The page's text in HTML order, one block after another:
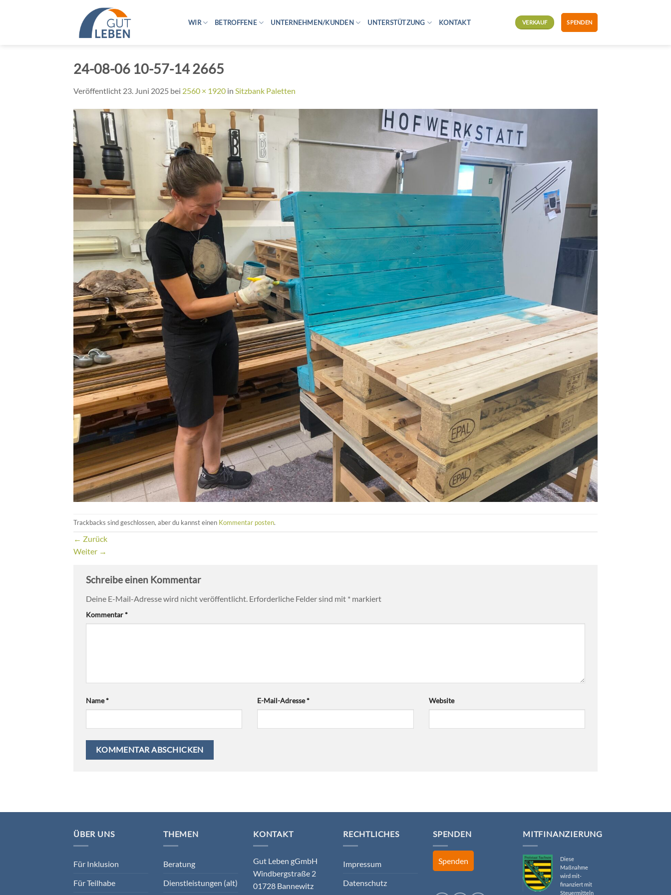
WIR BETROFFENE UNTERNEHMEN/KUNDEN UNTERSTÜTZUNG KONTAKT VERKAUF SPENDEN
24-08-06 10-57-14 2665
Veröffentlicht 23. Juni 2025 bei 2560 × 1920 in Sitzbank Paletten
Trackbacks sind geschlossen, aber du kannst einen Kommentar posten.
← Zurück
Weiter →
Schreibe einen Kommentar
Deine E-Mail-Adresse wird nicht veröffentlicht. Erforderliche Felder sind mit * markiert
Kommentar*
Name* E-Mail-Adresse* Website
ÜBER UNS
Für Inklusion
Für Teilhabe
THEMEN
Beratung
Dienstleistungen (alt)
KONTAKT
Gut Leben gGmbH
Windbergstraße 2
01728 Bannewitz
RECHTLICHES
Impressum
Datenschutz
SPENDEN
Spenden
MITFINANZIERUNG
Diese
Maßnahme
wird mit-
finanziert mit
Steuermitteln